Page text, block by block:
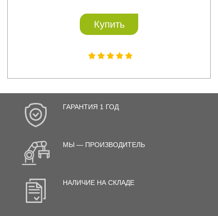
Купить
ГАРАНТИЯ 1 ГОД
МЫ — ПРОИЗВОДИТЕЛЬ
НАЛИЧИЕ НА СКЛАДЕ